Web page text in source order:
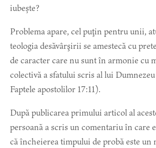
iubește?
Problema apare, cel puţin pentru unii,
teologia desăvârşirii se amestecă cu
de caracter care nu sunt în armonie cu
colectivă a sfatului scris al lui
Faptele apostolilor 17:11).
După publicarea primului articol al
persoană a scris un comentariu în care
că încheierea timpului de probă este un